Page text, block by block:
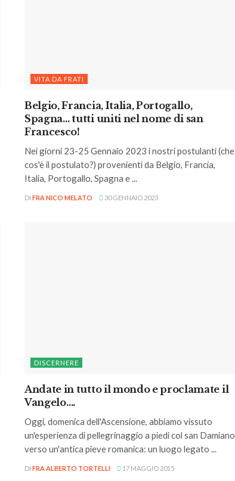
VITA DA FRATI
Belgio, Francia, Italia, Portogallo,
Spagna… tutti uniti nel nome di san
Francesco!
Nei giorni 23-25 Gennaio 2023 i nostri postulanti (che
cos'è il postulato?) provenienti da Belgio, Francia,
Italia, Portogallo, Spagna e ...
DI FRA NICO MELATO 30 GENNAIO 2023
DISCERNERE
Andate in tutto il mondo e proclamate il
Vangelo….
Oggi, domenica dell'Ascensione, abbiamo vissuto
un'esperienza di pellegrinaggio a piedi col san Damiano
verso un'antica pieve romanica: un luogo legato ...
DI FRA ALBERTO TORTELLI 17 MAGGIO 2015